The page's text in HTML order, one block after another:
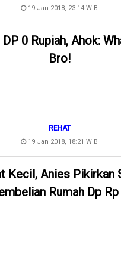
19 Jan 2018, 23:14 WIB
0 Rupiah, Ahok:
Bro!
REHAT
19 Jan 2018, 18:21 WIB
Kecil, Anies Pikirkan
Rumah Dp